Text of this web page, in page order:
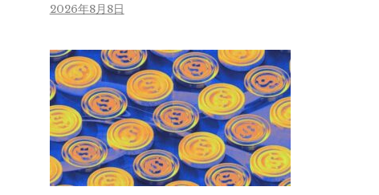
2026年8月8日